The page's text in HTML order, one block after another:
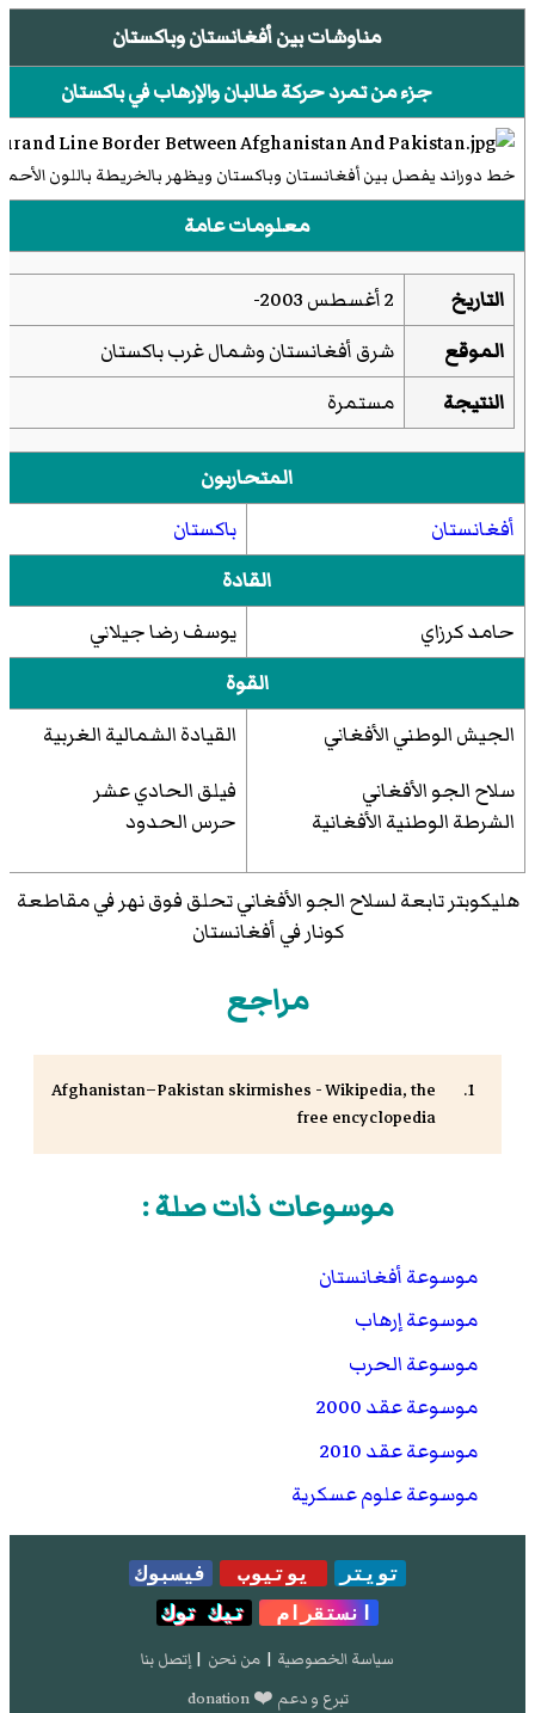
مناوشات بين أفغانستان وباكستان
جزء منتمرد حركة طالبان والإرهاب في باكستان
خط دوراند يفصل بين أفغانستان وباكستان ويظهر بالخريطة باللون الأحمر
معلومات عامة
التاريخ
2 أغسطس 2003-
الموقع
شرق أفغانستان وشمال غرب باكستان
النتيجة
مستمرة
المتحاربون
أفغانستان
باكستان
القادة
حامد كرزاي
يوسف رضا جيلاني
القوة
الجيش الوطني الأفغاني
سلاح الجو الأفغاني
الشرطة الوطنية الأفغانية
القيادة الشمالية الغربية
فيلق الحادي عشر
حرس الحدود
هليكوبتر تابعة لسلاح الجو الأفغاني تحلق فوق نهر في مقاطعة
كونار في أفغانستان
مراجع
Afghanistan–Pakistan skirmishes - Wikipedia, the
free encyclopedia
موسوعات ذات صلة :
موسوعة أفغانستان
موسوعة إرهاب
موسوعة الحرب
موسوعة عقد 2000
موسوعة عقد 2010
موسوعة علوم عسكرية
تويتر يوتيوب
فيسبوك
انستقرام
تيك توك
سياسة الخصوصية | من نحن | إتصل بنا
تبرع و دعم ❤️ donation